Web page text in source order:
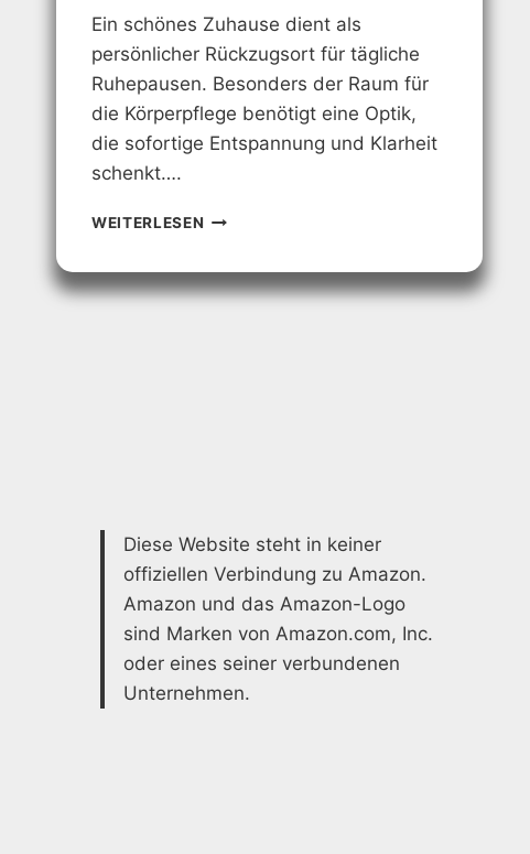
Ein schönes Zuhause dient als
persönlicher Rückzugsort für tägliche
Ruhepausen. Besonders der Raum für
die Körperpflege benötigt eine Optik,
die sofortige Entspannung und Klarheit
schenkt….
WEITERLESEN BADEZIMMER
STIL
Diese Website steht in keiner
offiziellen Verbindung zu Amazon.
Amazon und das Amazon-Logo
sind Marken von Amazon.com, Inc.
oder eines seiner verbundenen
Unternehmen.